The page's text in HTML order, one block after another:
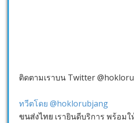
ติดตามเราบน Twitter
ทวีตโดย @hoklorubjang
ขนส่งไทย เรายินดีบริการ พร้อม